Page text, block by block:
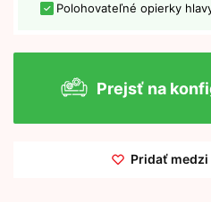
Polohovateľné opierky
Prejsť na
Pridať